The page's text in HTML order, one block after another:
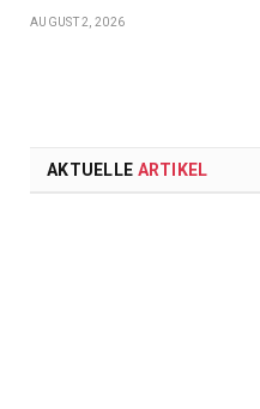
AUGUST 2, 2026
AKTUELLE ARTIKEL